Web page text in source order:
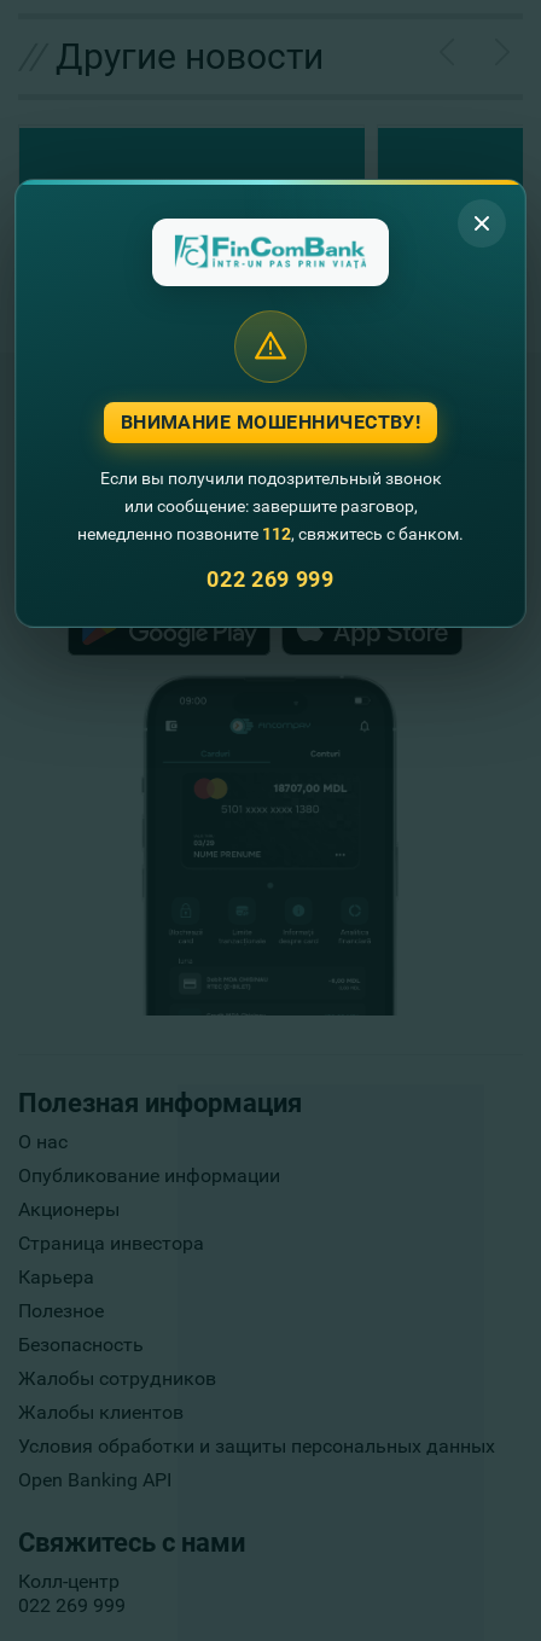
Другие новости
Полезная информация
О нас
Опубликование информации
Акционеры
Страница инвестора
Карьера
Полезное
Безопасность
Жалобы сотрудников
Жалобы клиентов
Условия обработки и защиты персональных данных
Open Banking API
Свяжитесь с нами
Колл-центр
022 269 999
"FinComBank" S.A. является членом
Схемы гарантирования депозитов
Республики Молдова
ВНИМАНИЕ МОШЕННИЧЕСТВУ!
Если вы получили подозрительный звонок
или сообщение: завершите разговор,
немедленно позвоните 112, свяжитесь с банком.
022 269 999